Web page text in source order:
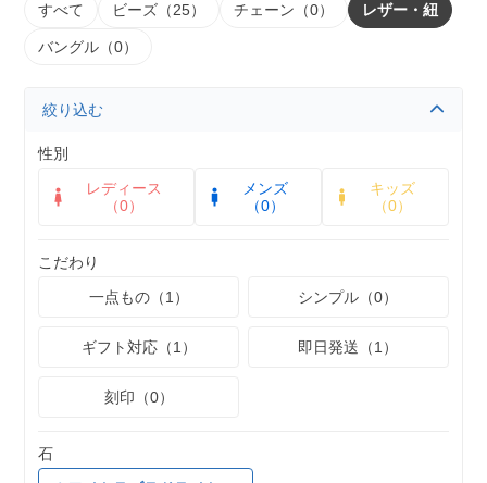
すべて ビーズ（25） チェーン（0） レザー・紐
バングル（0）
絞り込む
性別
レディース
（0）
メンズ
（0）
キッズ
（0）
こだわり
一点もの（1）
シンプル（0）
ギフト対応（1） 即日発送（1）
刻印（0）
石